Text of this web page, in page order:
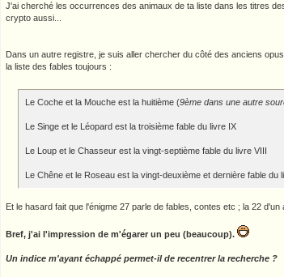
J'ai cherché les occurrences des animaux de ta liste dans les titres
crypto aussi...
Dans un autre registre, je suis aller chercher du côté des anciens
la liste des fables toujours :
Le Coche et la Mouche est la huitième (9ème dans une autre
Le Singe et le Léopard est la troisième fable du livre IX
Le Loup et le Chasseur est la vingt-septième fable du livre VIII
Le Chêne et le Roseau est la vingt-deuxième et dernière fable du
Et le hasard fait que l'énigme 27 parle de fables, contes etc ; la 22 d'un
Bref, j'ai l'impression de m'égarer un peu (beaucoup).
Un indice m'ayant échappé permet-il de recentrer la recherche ?